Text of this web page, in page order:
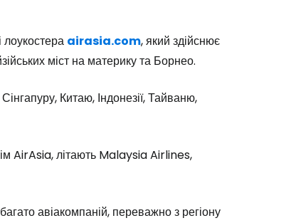
лоукостера airasia.com, який здійснює
міст на материку та Борнео.
Китаю, Індонезії, Тайваню,
AirAsia, літають Malaysia Airlines,
авіакомпаній, переважно з регіону